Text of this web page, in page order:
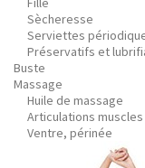
Sècheresse
Serviettes
Préservatifs et
Buste
Massage
Huile de massage
Articulations muscles
Ventre, périnée